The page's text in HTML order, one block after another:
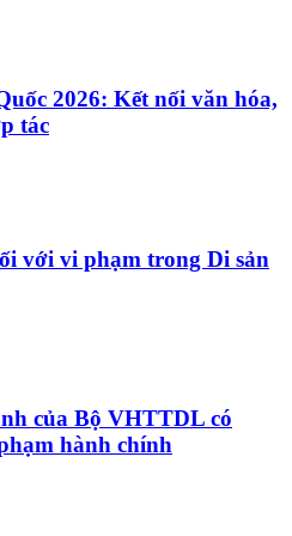
2026: Kết nối văn hóa,
tác
với vi phạm trong Di sản
của Bộ VHTTDL có
hành chính